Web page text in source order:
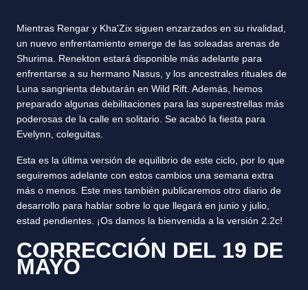
Mientras Rengar y Kha'Zix siguen enzarzados en su rivalidad,
un nuevo enfrentamiento emerge de las soleadas arenas de
Shurima. Renekton estará disponible más adelante para
enfrentarse a su hermano Nasus, y los ancestrales rituales de
Luna sangrienta debutarán en Wild Rift. Además, hemos
preparado algunas debilitaciones para las superestrellas más
poderosas de la calle en solitario. Se acabó la fiesta para
Evelynn, coleguitas.
Esta es la última versión de equilibrio de este ciclo, por lo que
seguiremos adelante con estos cambios una semana extra
más o menos. Este mes también publicaremos otro diario de
desarrollo para hablar sobre lo que llegará en junio y julio,
estad pendientes. ¡Os damos la bienvenida a la versión 2.2c!
CORRECCIÓN DEL 19 DE
MAYO